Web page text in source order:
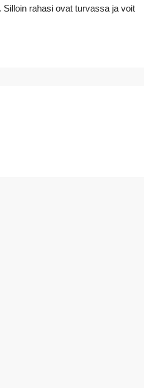
rahasi ovat turvassa ja voit